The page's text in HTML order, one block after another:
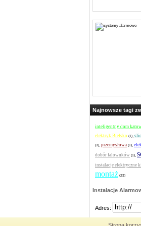
Najnowsze tagi
inteligentny dom
elektryk Bielsko (1),
(3), przemysłowa (1),
dobór falownków (1),
instalacje elektryczne
montaż (23)
Instalacje
Adres: